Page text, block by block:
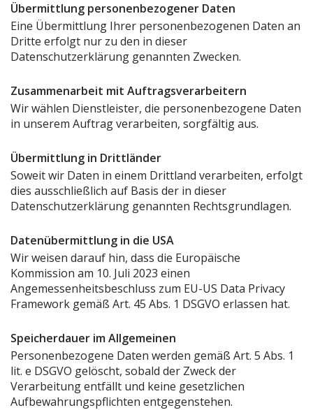
Übermittlung personenbezogener Daten
Eine Übermittlung Ihrer personenbezogenen Daten an
Dritte erfolgt nur zu den in dieser
Datenschutzerklärung genannten Zwecken.
Zusammenarbeit mit Auftragsverarbeitern
Wir wählen Dienstleister, die personenbezogene Daten
in unserem Auftrag verarbeiten, sorgfältig aus.
Übermittlung in Drittländer
Soweit wir Daten in einem Drittland verarbeiten, erfolgt
dies ausschließlich auf Basis der in dieser
Datenschutzerklärung genannten Rechtsgrundlagen.
Datenübermittlung in die USA
Wir weisen darauf hin, dass die Europäische
Kommission am 10. Juli 2023 einen
Angemessenheitsbeschluss zum EU-US Data Privacy
Framework gemäß Art. 45 Abs. 1 DSGVO erlassen hat.
Speicherdauer im Allgemeinen
Personenbezogene Daten werden gemäß Art. 5 Abs. 1
lit. e DSGVO gelöscht, sobald der Zweck der
Verarbeitung entfällt und keine gesetzlichen
Aufbewahrungspflichten entgegenstehen.